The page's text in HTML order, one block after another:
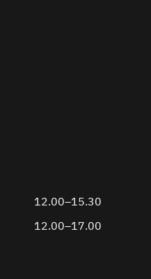
12.00–15.30
12.00–17.00